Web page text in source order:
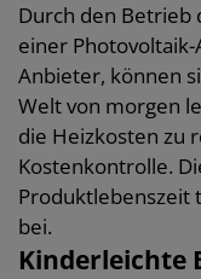
Durch den Betrieb
einer
Anbieter, können
Welt von morgen
die Heizkosten zu
Kostenkontrolle.
Produktlebenszeit
bei.
Kinderleichte